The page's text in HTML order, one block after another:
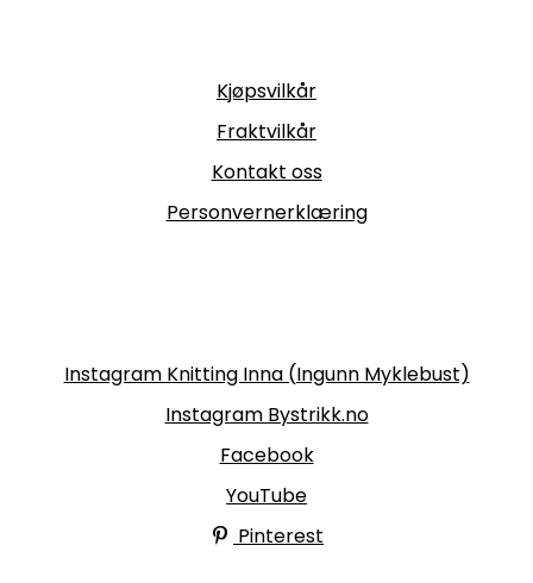
Kjøpsvilkår
Fraktvilkår
Kontakt oss
Personvernerklæring
Instagram Knitting Inna (Ingunn Myklebust)
Instagram Bystrikk.no
Facebook
YouTube
Pinterest